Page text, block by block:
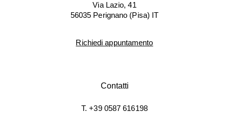
Via Lazio, 41
56035 Perignano (Pisa) IT
Richiedi appuntamento
Contatti
T. +39 0587 616198